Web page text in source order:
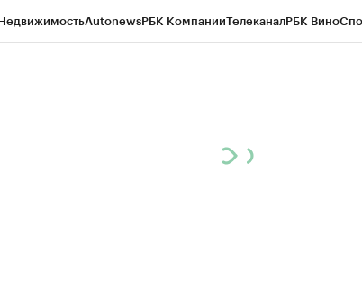
AutonewsРБК КомпанииТелеканалРБК Вино